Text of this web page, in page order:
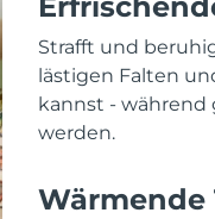
Strafft und
lästigen Falten
kannst - während
werden.
Wärmende